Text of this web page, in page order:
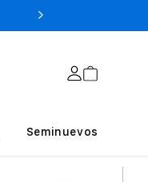
Seminuevos